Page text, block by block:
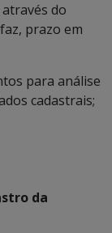
do
prazo em
para análise
cadastrais;
da